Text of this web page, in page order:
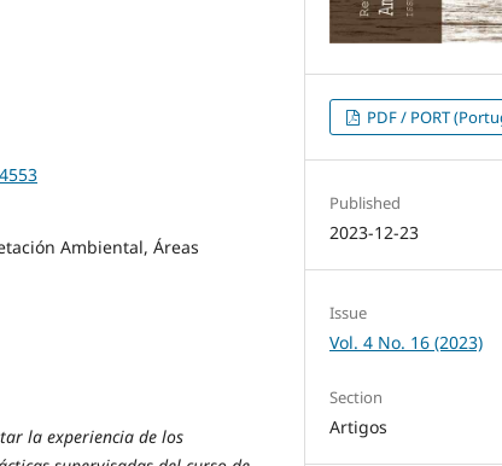
Ambiental, Áreas
la experiencia de los
PDF / PORT
Published
2023-12-23
Issue
Vol. 4 No. 16 (2023)
Section
Artigos